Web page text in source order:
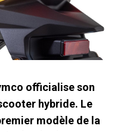
officialise son
hybride. Le
modèle de la